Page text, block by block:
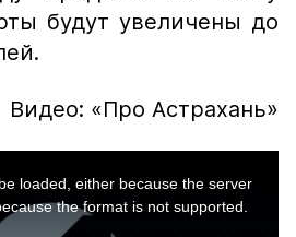
будут увеличены до
Видео: «Про Астрахань»
loaded, either because the server
the format is not supported.